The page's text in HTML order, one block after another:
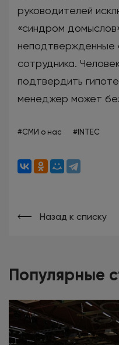
руководителей
«синдром
неподтвержденные
сотрудника.
подтвердить
менеджер может
#СМИ о нас #INTEC
Назад к списку
Популярные